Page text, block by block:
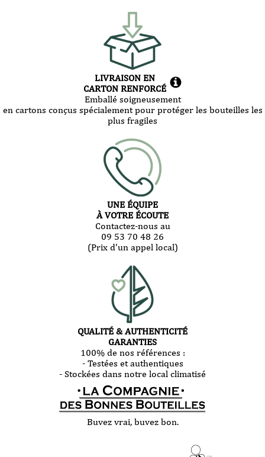
LIVRAISON EN
CARTON RENFORCÉ
Emballé soigneusement
en cartons conçus spécialement pour protéger les bouteilles les
plus fragiles
UNE ÉQUIPE
À VOTRE ÉCOUTE
Contactez-nous au
09 53 70 48 26
(Prix d'un appel local)
QUALITÉ & AUTHENTICITÉ
GARANTIES
100% de nos références :
- Testées et authentiques
- Stockées dans notre local climatisé
Buvez vrai, buvez bon.